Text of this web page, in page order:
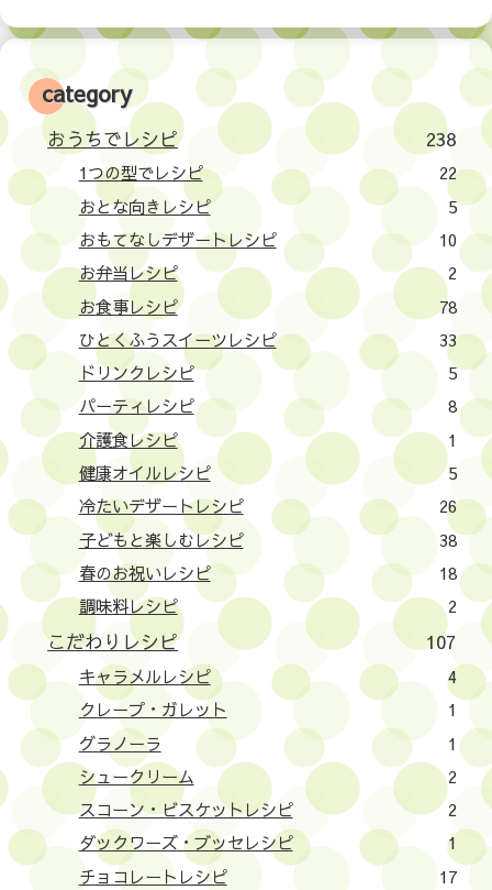
category
おうちでレシピ 238
1つの型でレシピ
22
おとな向きレシピ
5
おもてなしデザートレシピ
10
お弁当レシピ
2
お食事レシピ
78
ひとくふうスイーツレシピ
33
ドリンクレシピ
5
パーティレシピ
8
介護食レシピ
1
健康オイルレシピ
5
冷たいデザートレシピ
26
子どもと楽しむレシピ
38
春のお祝いレシピ
18
調味料レシピ
2
こだわりレシピ 107
キャラメルレシピ
4
クレープ・ガレット
1
グラノーラ
1
シュークリーム
2
スコーン・ビスケットレシピ
2
ダックワーズ・ブッセレシピ
1
チョコレートレシピ
17